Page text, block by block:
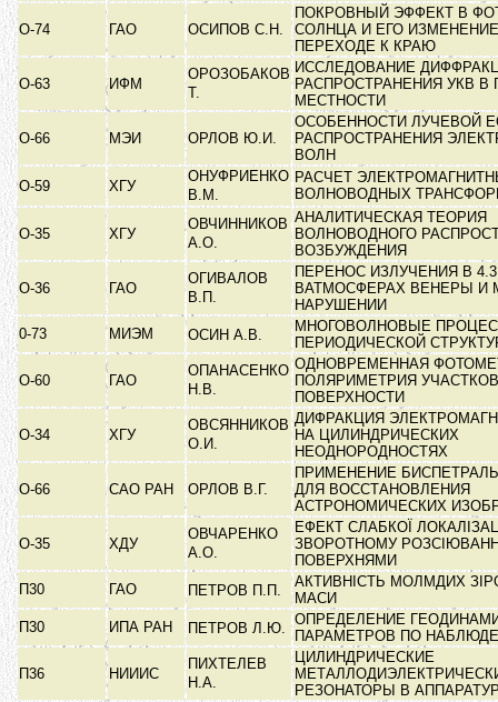
О-74 ГАО ОСИПОВ С.Н.
ПОКРОВНЫЙ ЭФФЕКТ В
СОЛНЦА И ЕГО
ПЕРЕХОДЕ К КРАЮ
О-63 ИФМ
ОРОЗОБАКОВ
Т.
ИССЛЕДОВАНИЕ
РАСПРОСТРАНЕНИЯ УКВ В
МЕСТНОСТИ
О-66 МЭИ ОРЛОВ Ю.И.
ОСОБЕННОСТИ ЛУЧЕВОЙ
РАСПРОСТРАНЕНИЯ
ВОЛН
О-59
ХГУ
ОНУФРИЕНКО
В.М.
РАСЧЕТ
ВОЛНОВОДНЫХ
О-35 ХГУ
ОВЧИННИКОВ
А.О.
АНАЛИТИЧЕСКАЯ ТЕОРИЯ
ВОЛНОВОДНОГО
ВОЗБУЖДЕНИЯ
О-36 ГАО
ОГИВАЛОВ
В.П.
ПЕРЕНОС ИЗЛУЧЕНИЯ В
ВАТМОСФЕРАХ ВЕНЕРЫ И
НАРУШЕНИИ
0-73
МИЭМ ОСИН А.В.
МНОГОВОЛНОВЫЕ
ПЕРИОДИЧЕСКОЙ
О-60 ГАО
ОПАНАСЕНКО
Н.В.
ОДНОВРЕМЕННАЯ
ПОЛЯРИМЕТРИЯ
ПОВЕРХНОСТИ
О-34 ХГУ
ОВСЯННИКОВ
О.И.
ДИФРАКЦИЯ
НА ЦИЛИНДРИЧЕСКИХ
НЕОДНОРОДНОСТЯХ
О-66 САО РАН ОРЛОВ В.Г.
ПРИМЕНЕНИЕ
ДЛЯ ВОССТАНОВЛЕНИЯ
АСТРОНОМИЧЕСКИХ
О-35 ХДУ
ОВЧАРЕНКО
А.О.
ЕФЕКТ СЛАБКОЇ
ЗВОРОТНОМУ
ПОВЕРХНЯМИ
П30
ГАО ПЕТРОВ П.П.
АКТИВНІСТЬ МОЛМДИХ
МАСИ
П30
ИПА РАН ПЕТРОВ Л.Ю.
ОПРЕДЕЛЕНИЕ
ПАРАМЕТРОВ ПО
П36 НИИИС
ПИХТЕЛЕВ
Н.А.
ЦИЛИНДРИЧЕСКИЕ
РЕЗОНАТОРЫ В